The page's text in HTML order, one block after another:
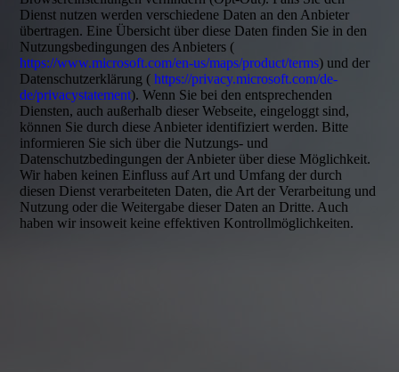
Dienst nutzen werden verschiedene Daten an den Anbieter
übertragen. Eine Übersicht über diese Daten finden Sie in den
Nutzungsbedingungen des Anbieters (
https://www.microsoft.com/en-us/maps/product/terms) und der
Datenschutzerklärung (https://privacy.microsoft.com/de-
de/privacystatement). Wenn Sie bei den entsprechenden
Diensten, auch außerhalb dieser Webseite, eingeloggt sind,
können Sie durch diese Anbieter identifiziert werden. Bitte
informieren Sie sich über die Nutzungs- und
Datenschutzbedingungen der Anbieter über diese Möglichkeit.
Wir haben keinen Einfluss auf Art und Umfang der durch
diesen Dienst verarbeiteten Daten, die Art der Verarbeitung und
Nutzung oder die Weitergabe dieser Daten an Dritte. Auch
haben wir insoweit keine effektiven Kontrollmöglichkeiten.